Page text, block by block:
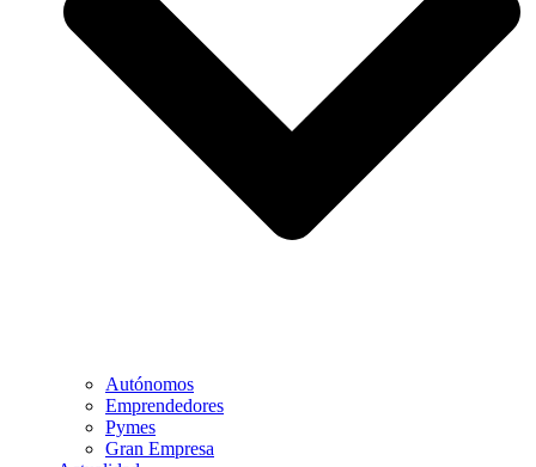
Autónomos
Emprendedores
Pymes
Gran Empresa